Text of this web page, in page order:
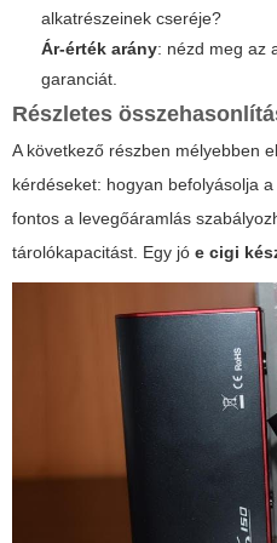
alkatrészeinek cseréje?
Ár-érték arány: nézd meg az
garanciát.
Részletes
A következő részben mélyebben
kérdéseket: hogyan befolyásolja
fontos a levegőáramlás
tárolókapacitást. Egy jó e cigi